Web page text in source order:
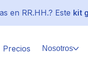
en RR.HH.? Este kit
Precios Nosotros